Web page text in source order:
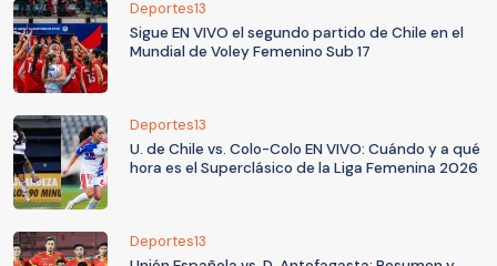
Deportes13
Sigue EN VIVO el segundo partido de Chile en el
Mundial de Voley Femenino Sub 17
Deportes13
U. de Chile vs. Colo-Colo EN VIVO: Cuándo y a qué
hora es el Superclásico de la Liga Femenina 2026
Deportes13